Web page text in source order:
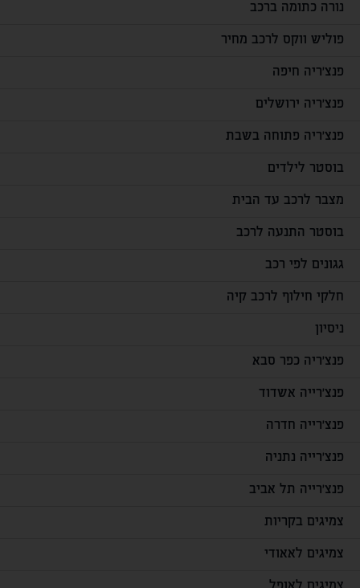
נורה כתומה ברכב
פוליש ווקס לרכב מחיר
פנצ'ריה חיפה
פנצ'ריה ירושלים
פנצ'ריה פתוחה בשבת
בוסטר לילדים
מצבר לרכב עד הבית
בוסטר התנעה לרכב
גגונים לפי רכב
חלקי חילוף לרכב קיה
ניסיון
פנצ'ריה כפר סבא
פנצ'רייה אשדוד
פנצ'רייה חדרה
פנצ'רייה נתניה
פנצ'רייה תל אביב
צמיגים בקריות
צמיגים לאאודי